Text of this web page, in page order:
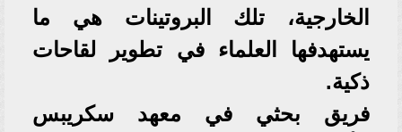
الخارجية، تلك البروتينات هي ما
يستهدفها العلماء في تطوير لقاحات
ذكية.
فريق بحثي في معهد سكريبس